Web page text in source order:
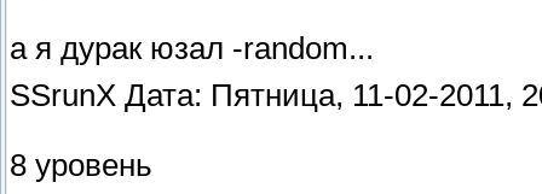
а я дурак юзал -random...
SSrunX Дата: Пятница, 11-02-2011,
8 уровень